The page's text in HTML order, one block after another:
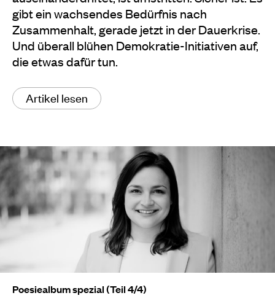
gibt ein wachsendes Bedürfnis nach
Zusammenhalt, gerade jetzt in der Dauerkrise.
Und überall blühen Demokratie-Initiativen auf,
die etwas dafür tun.
Artikel lesen
Poesiealbum spezial (Teil 4/4)